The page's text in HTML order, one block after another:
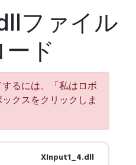
ファイル
ド
るには、「私はロボ
クスをクリックしま
XInput1_4.dll